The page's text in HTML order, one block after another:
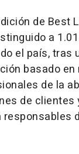
de Best
a
el país, tras
basado en
de la
de clientes